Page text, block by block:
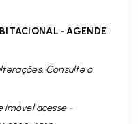
- AGENDE
Consulte o
imóvel acesse -